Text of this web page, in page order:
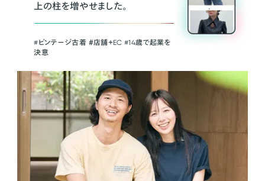
上の柱を増やせました。
#ビンテージ古着 ＃店舗＋EC #14歳で起業を
決意